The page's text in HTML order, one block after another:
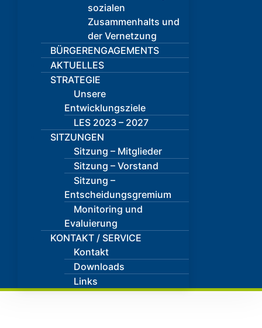
sozialen
Zusammenhalts und
der Vernetzung
BÜRGERENGAGEMENTS
AKTUELLES
STRATEGIE
Unsere
Entwicklungsziele
LES 2023 – 2027
SITZUNGEN
Sitzung – Mitglieder
Sitzung – Vorstand
Sitzung –
Entscheidungsgremium
Monitoring und
Evaluierung
KONTAKT / SERVICE
Kontakt
Downloads
Links